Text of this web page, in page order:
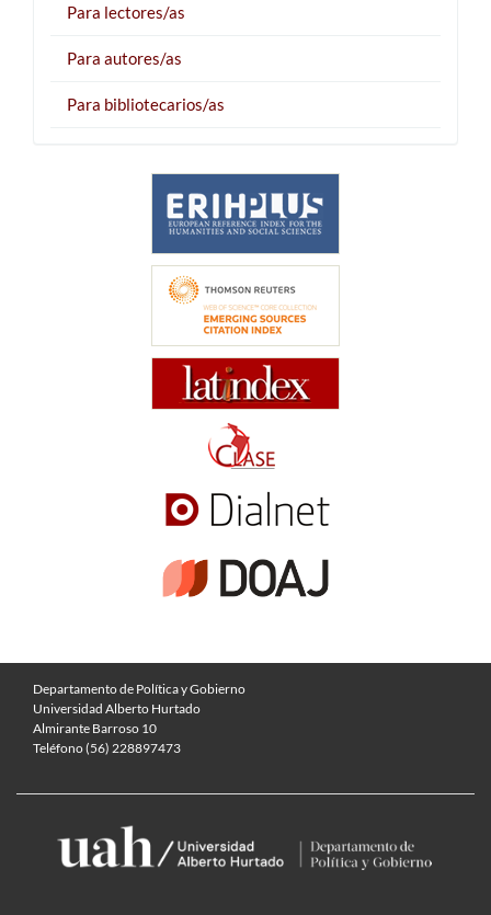
Para lectores/as
Para autores/as
Para bibliotecarios/as
Departamento de Política y Gobierno
Universidad Alberto Hurtado
Almirante Barroso 10
Teléfono (56) 228897473